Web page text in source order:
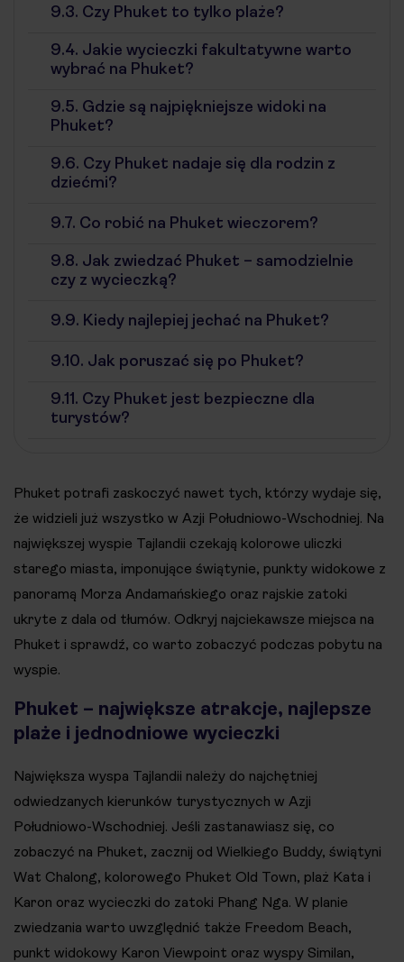
9.3. Czy Phuket to tylko plaże?
9.4. Jakie wycieczki fakultatywne warto
wybrać na Phuket?
9.5. Gdzie są najpiękniejsze widoki na
Phuket?
9.6. Czy Phuket nadaje się dla rodzin z
dziećmi?
9.7. Co robić na Phuket wieczorem?
9.8. Jak zwiedzać Phuket – samodzielnie
czy z wycieczką?
9.9. Kiedy najlepiej jechać na Phuket?
9.10. Jak poruszać się po Phuket?
9.11. Czy Phuket jest bezpieczne dla
turystów?
Phuket potrafi zaskoczyć nawet tych, którzy wydaje się,
że widzieli już wszystko w Azji Południowo-Wschodniej. Na
największej wyspie Tajlandii czekają kolorowe uliczki
starego miasta, imponujące świątynie, punkty widokowe z
panoramą Morza Andamańskiego oraz rajskie zatoki
ukryte z dala od tłumów. Odkryj najciekawsze miejsca na
Phuket i sprawdź, co warto zobaczyć podczas pobytu na
wyspie.
Phuket – największe atrakcje, najlepsze
plaże i jednodniowe wycieczki
Największa wyspa Tajlandii należy do najchętniej
odwiedzanych kierunków turystycznych w Azji
Południowo-Wschodniej. Jeśli zastanawiasz się, co
zobaczyć na Phuket, zacznij od Wielkiego Buddy, świątyni
Wat Chalong, kolorowego Phuket Old Town, plaż Kata i
Karon oraz wycieczki do zatoki Phang Nga. W planie
zwiedzania warto uwzględnić także Freedom Beach,
punkt widokowy Karon Viewpoint oraz wyspy Similan,